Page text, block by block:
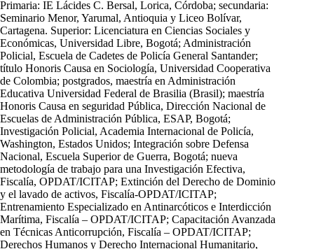
Primaria: IE Lácides C. Bersal, Lorica, Córdoba; secundaria:
Seminario Menor, Yarumal, Antioquia y Liceo Bolívar,
Cartagena. Superior: Licenciatura en Ciencias Sociales y
Económicas, Universidad Libre, Bogotá; Administración
Policial, Escuela de Cadetes de Policía General Santander;
título Honoris Causa en Sociología, Universidad Cooperativa
de Colombia; postgrados, maestría en Administración
Educativa Universidad Federal de Brasilia (Brasil); maestría
Honoris Causa en seguridad Pública, Dirección Nacional de
Escuelas de Administración Pública, ESAP, Bogotá;
Investigación Policial, Academia Internacional de Policía,
Washington, Estados Unidos; Integración sobre Defensa
Nacional, Escuela Superior de Guerra, Bogotá; nueva
metodología de trabajo para una Investigación Efectiva,
Fiscalía, OPDAT/ICITAP; Extinción del Derecho de Dominio
y el lavado de activos, Fiscalía-OPDAT/ICITAP;
Entrenamiento Especializado en Antinarcóticos e Interdicción
Marítima, Fiscalía – OPDAT/ICITAP; Capacitación Avanzada
en Técnicas Anticorrupción, Fiscalía – OPDAT/ICITAP;
Derechos Humanos y Derecho Internacional Humanitario,